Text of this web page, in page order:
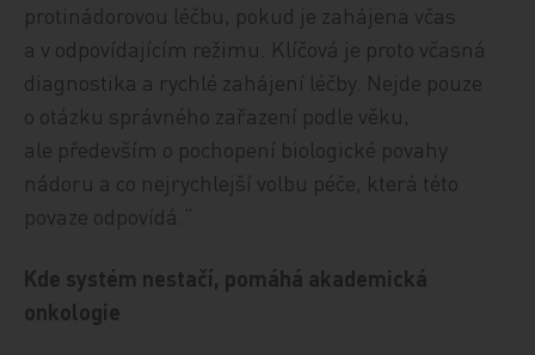
protinádorovou léčbu, pokud je zahájena včas
a v odpovídajícím režimu. Klíčová je proto včasná
diagnostika a rychlé zahájení léčby. Nejde pouze
o otázku správného zařazení podle věku,
ale především o pochopení biologické povahy
nádoru a co nejrychlejší volbu péče, která této
povaze odpovídá.“
Kde systém nestačí, pomáhá akademická
onkologie